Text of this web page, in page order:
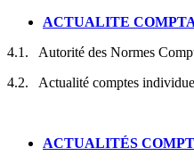
ACTUALITE
4.1. Autorité des Normes
4.2. Actualité comptes
ACTUALITÉS